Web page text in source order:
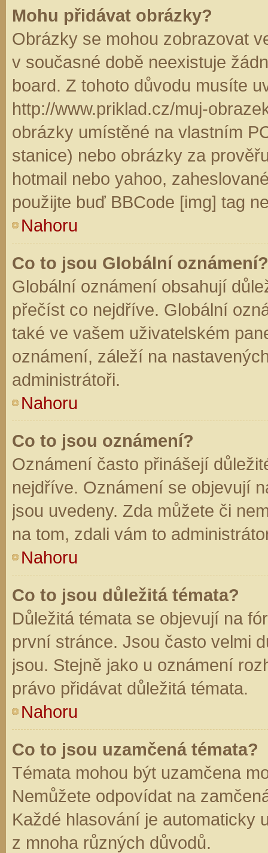
Mohu přidávat obrázky?
Obrázky se mohou zobrazovat
v současné době neexistuje
board. Z tohoto důvodu musíte
http://www.priklad.cz/muj-
obrázky umístěné na vlastním
stanice) nebo obrázky za
hotmail nebo yahoo,
použijte buď BBCode [img] tag
Nahoru
Co to jsou Globální oznámení?
Globální oznámení obsahují
přečíst co nejdříve. Globální
také ve vašem uživatelském
oznámení, záleží na
administrátoři.
Nahoru
Co to jsou oznámení?
Oznámení často přinášejí
nejdříve. Oznámení se objevují
jsou uvedeny. Zda můžete či
na tom, zdali vám to
Nahoru
Co to jsou důležitá témata?
Důležitá témata se objevují na
první stránce. Jsou často velmi
jsou. Stejně jako u oznámení
právo přidávat důležitá témata.
Nahoru
Co to jsou uzamčená témata?
Témata mohou být uzamčena
Nemůžete odpovídat na
Každé hlasování je automaticky
z mnoha různých důvodů.